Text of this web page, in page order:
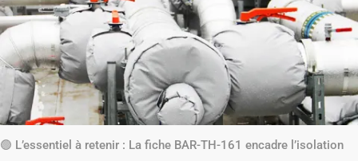
🟢 L’essentiel à retenir : La fiche BAR-TH-161 encadre l’isolation